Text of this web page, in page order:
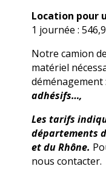
Location pour
1 journée :
Notre camion
matériel
déménagement :
adhésifs…,
Les tarifs
départements
et du Rhône.
nous contacter.